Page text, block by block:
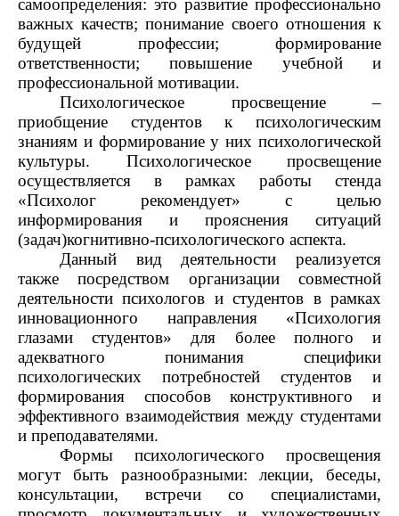
самоопределения: это развитие профессионально
важных качеств; понимание своего отношения к
будущей профессии; формирование
ответственности; повышение учебной и
профессиональной мотивации.
Психологическое просвещение –
приобщение студентов к психологическим
знаниям и формирование у них психологической
культуры. Психологическое просвещение
осуществляется в рамках работы стенда
«Психолог рекомендует» с целью
информирования и прояснения ситуаций
(задач)когнитивно-психологического аспекта.
Данный вид деятельности реализуется
также посредством организации совместной
деятельности психологов и студентов в рамках
инновационного направления «Психология
глазами студентов» для более полного и
адекватного понимания специфики
психологических потребностей студентов и
формирования способов конструктивного и
эффективного взаимодействия между студентами
и преподавателями.
Формы психологического просвещения
могут быть разнообразными: лекции, беседы,
консультации, встречи со специалистами,